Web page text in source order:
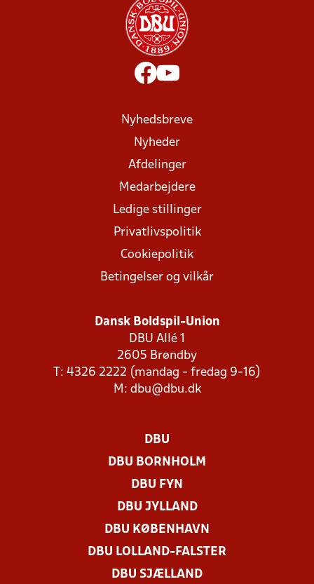
Nyhedsbreve
Nyheder
Afdelinger
Medarbejdere
Ledige stillinger
Privatlivspolitik
Cookiepolitik
Betingelser og vilkår
Dansk Boldspil-Union
DBU Allé 1
2605 Brøndby
T: 4326 2222 (mandag - fredag 9-16)
M: dbu@dbu.dk
DBU
DBU BORNHOLM
DBU FYN
DBU JYLLAND
DBU KØBENHAVN
DBU LOLLAND-FALSTER
DBU SJÆLLAND